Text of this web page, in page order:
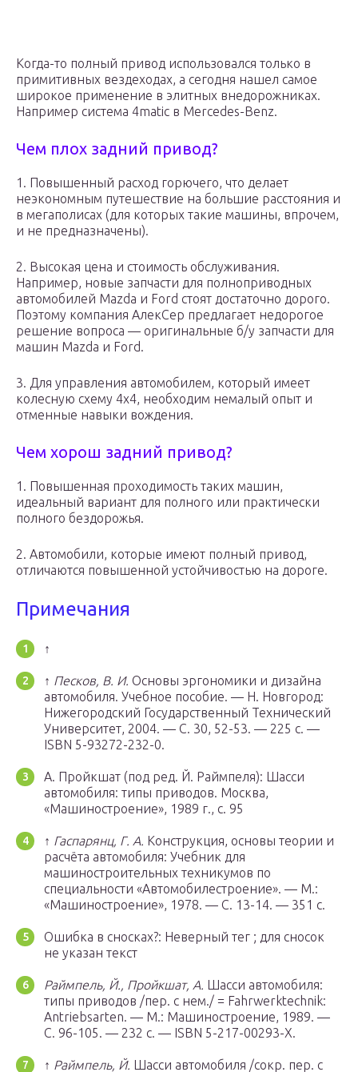
Когда-то полный привод использовался только в
примитивных вездеходах, а сегодня нашел самое
широкое применение в элитных внедорожниках.
Например система 4matic в Mercedes-Benz.
Чем плох задний привод?
1. Повышенный расход горючего, что делает
неэкономным путешествие на большие расстояния и
в мегаполисах (для которых такие машины, впрочем,
и не предназначены).
2. Высокая цена и стоимость обслуживания.
Например, новые запчасти для полноприводных
автомобилей Mazda и Ford стоят достаточно дорого.
Поэтому компания АлекСер предлагает недорогое
решение вопроса — оригинальные б/у запчасти для
машин Mazda и Ford.
3. Для управления автомобилем, который имеет
колесную схему 4х4, необходим немалый опыт и
отменные навыки вождения.
Чем хорош задний привод?
1. Повышенная проходимость таких машин,
идеальный вариант для полного или практически
полного бездорожья.
2. Автомобили, которые имеют полный привод,
отличаются повышенной устойчивостью на дороге.
Примечания
↑
↑ Песков, В. И. Основы эргономики и дизайна
автомобиля. Учебное пособие. — Н. Новгород:
Нижегородский Государственный Технический
Университет, 2004. — С. 30, 52-53. — 225 с. —
ISBN 5-93272-232-0.
А. Пройкшат (под ред. Й. Раймпеля): Шасси
автомобиля: типы приводов. Москва,
«Машиностроение», 1989 г., с. 95
↑ Гаспарянц, Г. А. Конструкция, основы теории и
расчёта автомобиля: Учебник для
машиностроительных техникумов по
специальности «Автомобилестроение». — М.:
«Машиностроение», 1978. — С. 13-14. — 351 с.
Ошибка в сносках?: Неверный тег ; для сносок
не указан текст
Раймпель, Й., Пройкшат, А. Шасси автомобиля:
типы приводов /пер. с нем./ = Fahrwerktechnik:
Antriebsarten. — М.: Машиностроение, 1989. —
С. 96-105. — 232 с. — ISBN 5-217-00293-X.
↑ Раймпель, Й. Шасси автомобиля /сокр. пер. с